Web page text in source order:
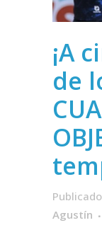
¡A
de
Agustín